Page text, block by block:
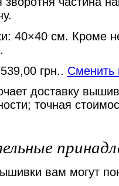
40×40 см. Кроме
.
грн.. Сменить
доставку
точная
вам могут